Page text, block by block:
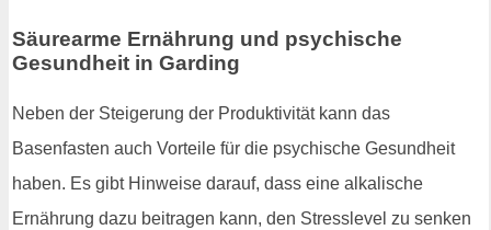
Säurearme Ernährung und psychische
Gesundheit in Garding
Neben der Steigerung der Produktivität kann das
Basenfasten auch Vorteile für die psychische Gesundheit
haben. Es gibt Hinweise darauf, dass eine alkalische
Ernährung dazu beitragen kann, den Stresslevel zu senken